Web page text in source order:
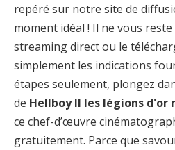
repéré sur notre site de
moment idéal ! Il ne vous
streaming direct ou le
simplement les indications
étapes seulement, plongez
de Hellboy II les légions d'or
ce chef-d’œuvre
gratuitement. Parce que